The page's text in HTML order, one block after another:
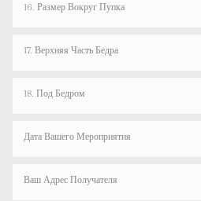
16. Размер Вокруг Пупка
17. Верхняя Часть Бедра
18. Под Бедром
Дата Вашего Мероприятия
Ваш Адрес Получателя